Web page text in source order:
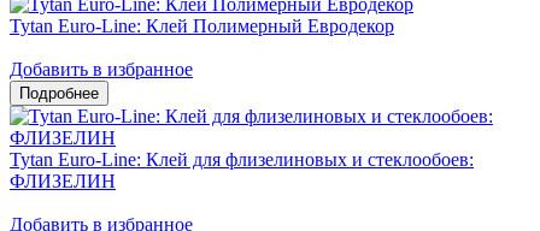
Tytan Euro-Line: Клей Полимерный Евродекор
Добавить в избранное
Tytan Euro-Line: Клей для флизелиновых и стеклообоев:
ФЛИЗЕЛИН
Добавить в избранное